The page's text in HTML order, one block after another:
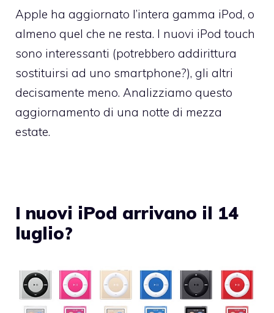
Apple ha aggiornato l’intera gamma iPod, o
almeno quel che ne resta. I nuovi iPod touch
sono interessanti (potrebbero addirittura
sostituirsi ad uno smartphone?), gli altri
decisamente meno. Analizziamo questo
aggiornamento di una notte di mezza
estate.
I nuovi iPod arrivano il 14
luglio?